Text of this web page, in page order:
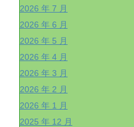
2026 年 7 月
2026 年 6 月
2026 年 5 月
2026 年 4 月
2026 年 3 月
2026 年 2 月
2026 年 1 月
2025 年 12 月